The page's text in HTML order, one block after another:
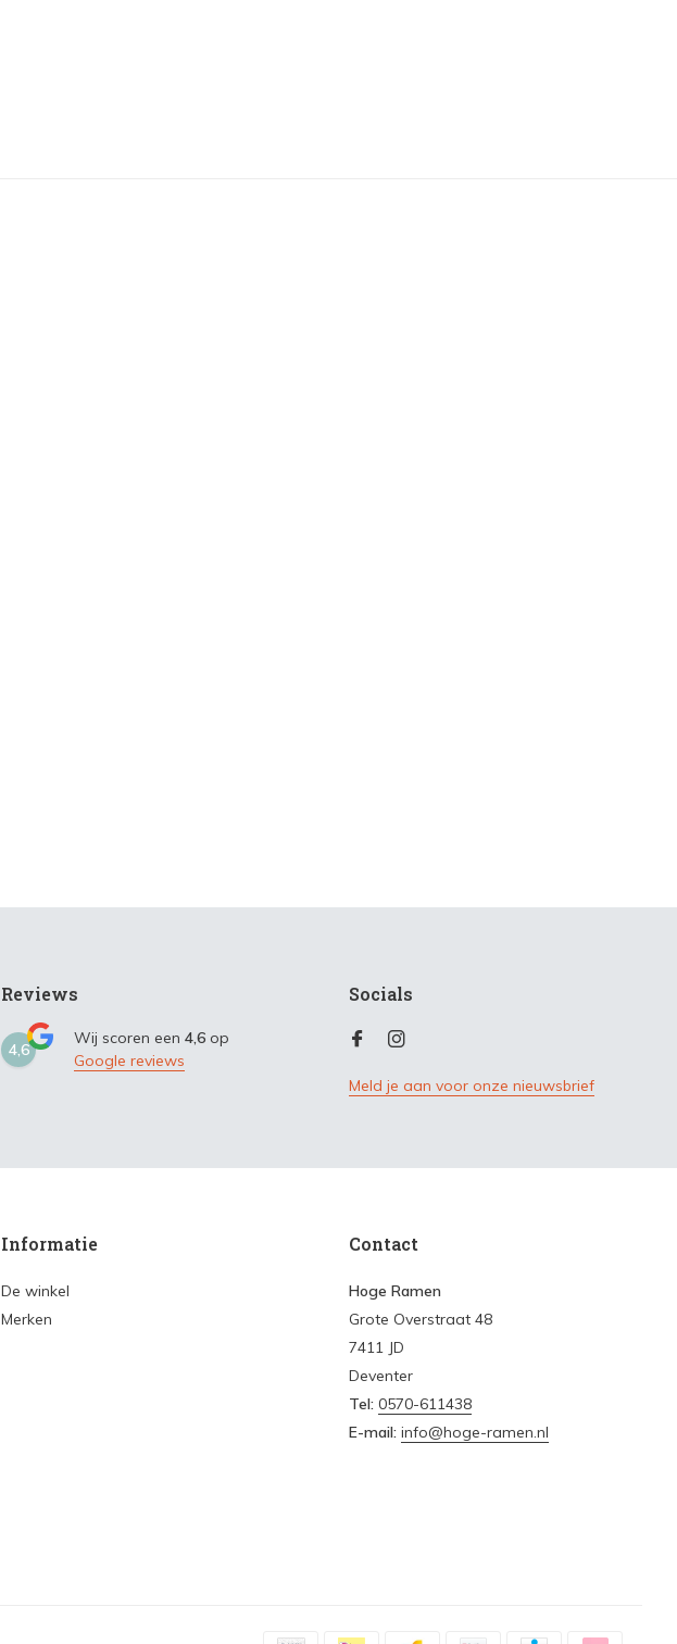
Reviews
4,6
Wij scoren een 4,6 op
Google reviews
Socials
Meld je aan voor onze nieuwsbrief
Informatie
De winkel
Merken
Contact
Hoge Ramen
Grote Overstraat 48
7411 JD
Deventer
Tel: 0570-611438
E-mail: info@hoge-ramen.nl